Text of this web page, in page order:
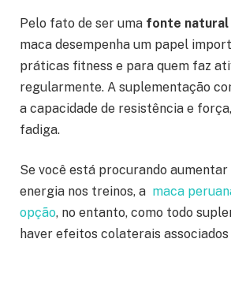
Pelo fato de ser uma fonte natural
maca desempenha um papel
práticas fitness e para quem faz
regularmente. A suplementação
a capacidade de resistência e
fadiga.
Se você está procurando aumentar
energia nos treinos, a maca
opção, no entanto, como todo
haver efeitos colaterais associados